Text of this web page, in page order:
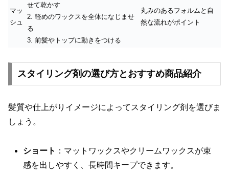
マッ
シュ
せて乾かす
2. 軽めのワックスを全体になじませ
る
3. 前髪やトップに動きをつける
丸みのあるフォルムと自
然な流れがポイント
スタイリング剤の選び方とおすすめ商品紹介
髪質や仕上がりイメージによってスタイリング剤を選びま
しょう。
ショート ：マットワックスやクリームワックスが束
感を出しやすく、長時間キープできます。